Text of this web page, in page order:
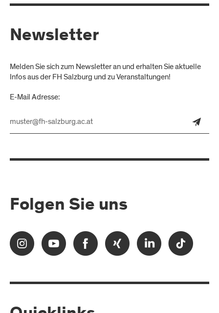
Newsletter
Melden Sie sich zum Newsletter an und erhalten Sie aktuelle
Infos aus der FH Salzburg und zu Veranstaltungen!
E-Mail Adresse:
Folgen Sie uns